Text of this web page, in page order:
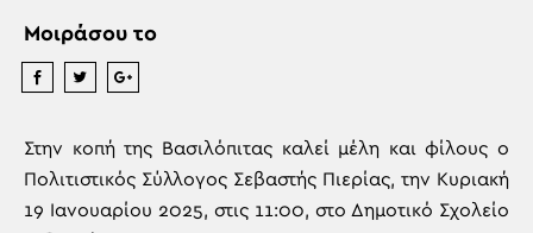
Μοιράσου το
Στην κοπή της Βασιλόπιτας καλεί μέλη και φίλους ο
Πολιτιστικός Σύλλογος Σεβαστής Πιερίας, την Κυριακή
19 Ιανουαρίου 2025, στις 11:00, στο Δημοτικό Σχολείο